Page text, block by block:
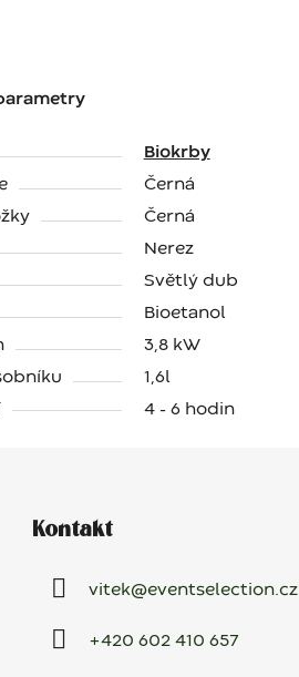
Biokrby
Černá
Černá
Nerez
Světlý dub
Bioetanol
3,8 kW
1,6l
4 - 6 hodin
Kontakt
vitek@eventselection.cz
+420 602 410 657